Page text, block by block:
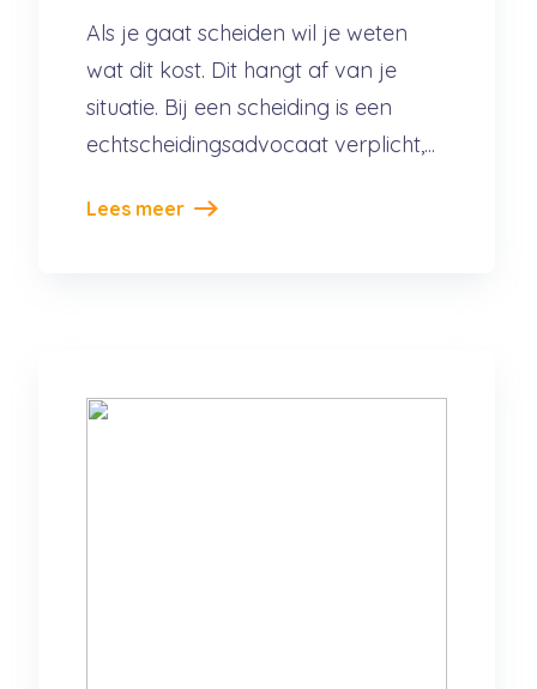
Als je gaat scheiden wil je weten
wat dit kost. Dit hangt af van je
situatie. Bij een scheiding is een
echtscheidingsadvocaat verplicht,...
Lees meer